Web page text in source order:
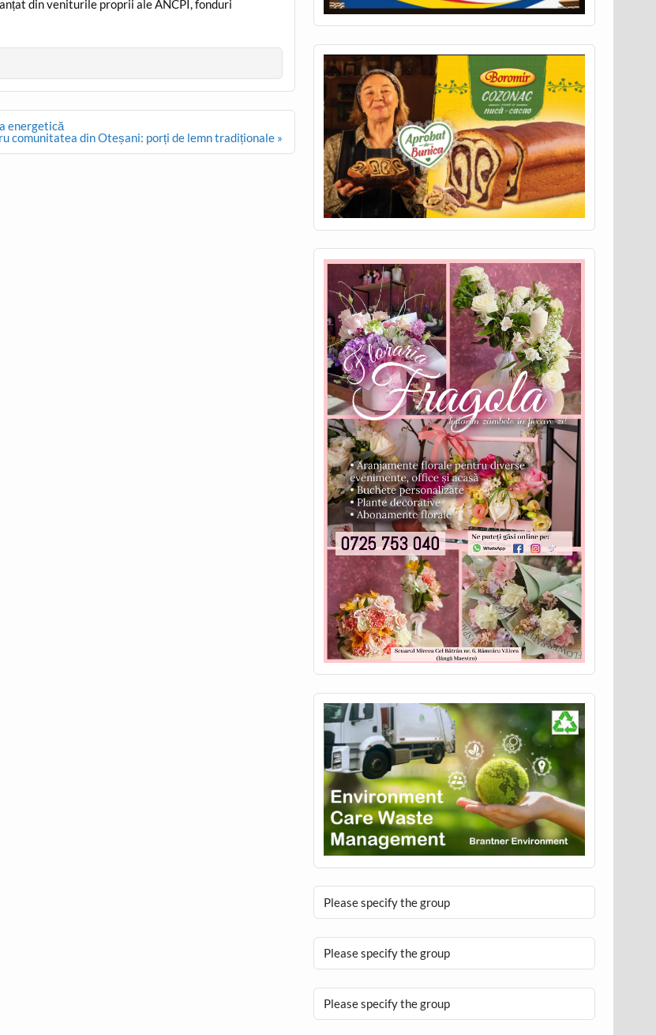
din veniturile proprii ale ANCPI, fonduri
energetică
comunitatea din Oteșani: porți de lemn tradiționale »
Please specify the group
Please specify the group
Please specify the group